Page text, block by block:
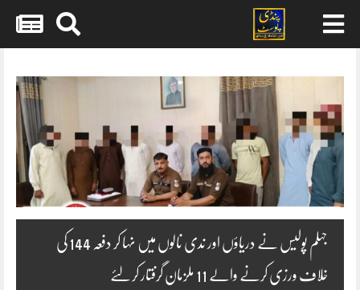
content
جہلم پولیس نے دریاؤں اور ندی نالوں میں نہا کر دفعہ 144 کی
خلاف ورزی کرنے والے 11 ملزمان گرفتار کرلئے